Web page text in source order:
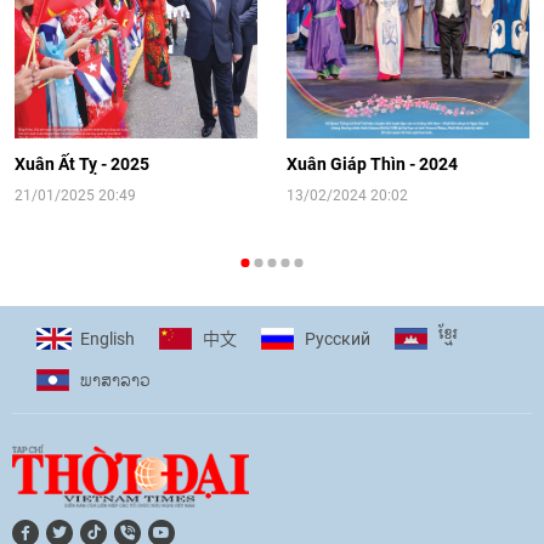
14:41|12/06/2026
[Video] Đối ngoại nhân dân Thủ đô
hướng tới kết nối hiệu quả nguồn lực
người Việt Nam ở nước ngoài
16:58|10/06/2026
cùng thanh thiếu nhi tiên phong ứng
phó với biến đổi khí hậu
17:07|09/06/2026
[Video] Lào dành ưu tiên hàng đầu cho
quan hệ với Việt Nam
11:01 |09/06/2026
Xuân Ất Tỵ - 2025
21/01/2025 20:49
Xuân Giáp Thìn - 2024
13/02/2024 20:02
English 中文 Pусский ខ្មែរ
ພາ​ສາ​ລາວ